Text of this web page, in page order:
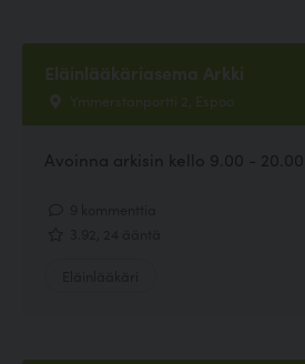
Eläinlääkäriasema Arkki
Ymmerstanportti 2, Espoo
Avoinna arkisin kello 9.00 - 20.00.